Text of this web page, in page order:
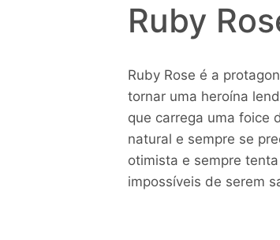
Ruby
Ruby Rose é a
tornar uma heroína
que carrega uma foice
natural e sempre se
otimista e sempre
impossíveis de serem